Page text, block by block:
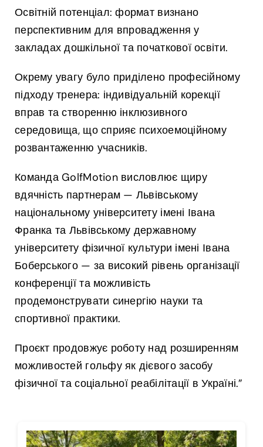
Освітній потенціал: формат визнано
перспективним для впровадження у
закладах дошкільної та початкової освіти.
Окрему увагу було приділено професійному
підходу тренера: індивідуальній корекції
вправ та створенню інклюзивного
середовища, що сприяє психоемоційному
розвантаженню учасників.
Команда GolfMotion висловлює щиру
вдячність партнерам — Львівському
національному університету імені Івана
Франка та Львівському державному
університету фізичної культури імені Івана
Боберського — за високий рівень організації
конференції та можливість
продемонструвати синергію науки та
спортивної практики.
Проєкт продовжує роботу над розширенням
можливостей гольфу як дієвого засобу
фізичної та соціальної реабілітації в Україні.”